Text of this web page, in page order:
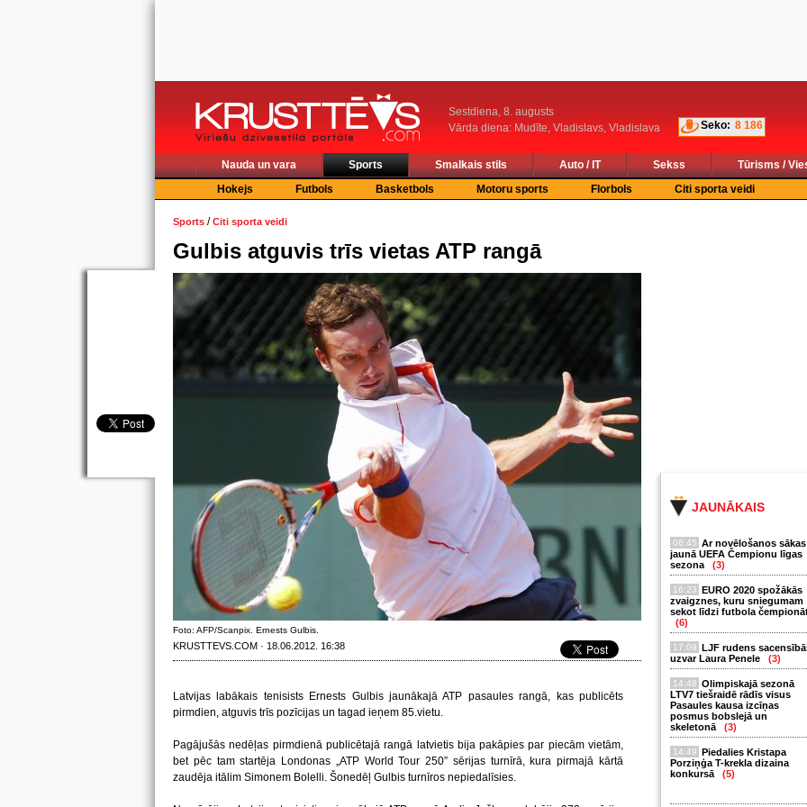
Sestdiena, 8. augusts
Vārda diena: Mudīte, Vladislavs, Vladislava
Seko: 8 186
Nauda un vara Sports Smalkais stils Auto / IT Sekss
Tūrisms /
Hokejs
Futbols Basketbols Motoru sports Florbols Citi sporta veidi
JAUNĀKAIS
06:45 Ar novēlošanos sākas
jaunā UEFA Čempionu līgas
sezona
(3)
16:23 EURO 2020 spožākās
zvaigznes, kuru sniegumam
sekot līdzi futbola
(6)
17:09 LJF rudens
uzvar Laura Penele
(3)
14:48 Olimpiskajā sezonā
LTV7 tiešraidē rādīs visus
Pasaules kausa izcīņas
posmus bobslejā un
skeletonā
(3)
14:49 Piedalies Kristapa
Porziņģa T-krekla dizaina
konkursā
(5)
Sports /Citi sporta veidi
Gulbis atguvis trīs vietas ATP rangā
Foto: AFP/Scanpix. Ernests Gulbis.
KRUSTTEVS.COM · 18.06.2012. 16:38
Latvijas labākais tenisists Ernests Gulbis jaunākajā ATP pasaules rangā, kas publicēts
pirmdien, atguvis trīs pozīcijas un tagad ieņem 85.vietu.
Pagājušās nedēļas pirmdienā publicētajā rangā latvietis bija pakāpies par piecām vietām,
bet pēc tam startēja Londonas „ATP World Tour 250” sērijas turnīrā, kura pirmajā kārtā
zaudēja itālim Simonem Bolelli. Šonedēļ Gulbis turnīros nepiedalīsies.